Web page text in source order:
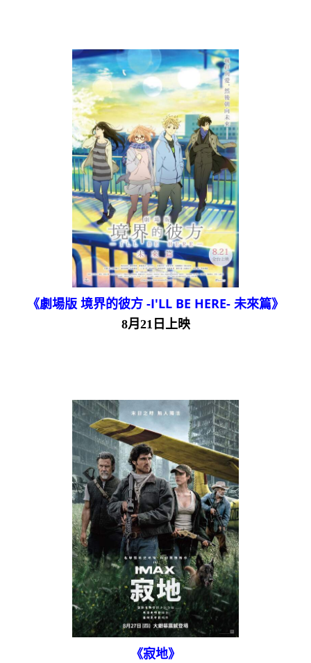
《劇場版 境界的彼方 -I'LL BE HERE- 未來篇》
8月21日上映
《寂地》